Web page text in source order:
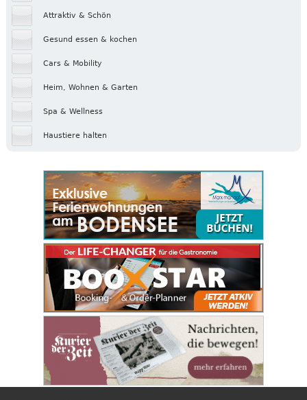
Attraktiv & Schön
Gesund essen & kochen
Cars & Mobility
Heim, Wohnen & Garten
Spa & Wellness
Haustiere halten